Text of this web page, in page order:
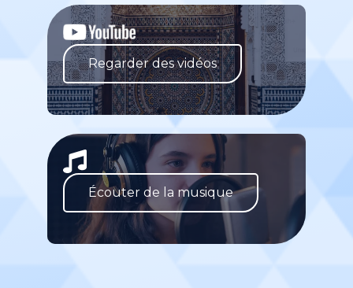
Regarder des vidéos
Écouter de la musique